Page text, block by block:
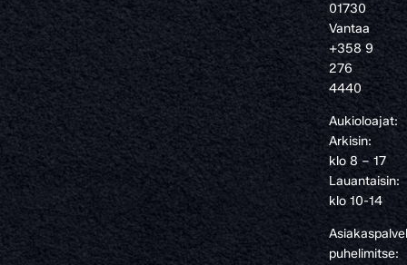
01730
Vantaa
+358 9
276
4440
Aukioloajat:
Arkisin:
klo 8 – 17
Lauantaisin:
klo 10-14
puhelimitse: